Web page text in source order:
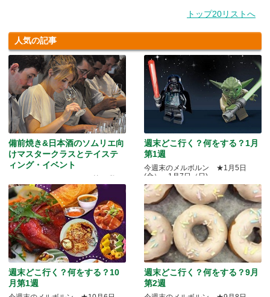
トップ20リストへ
人気の記事
備前焼き&日本酒のソムリエ向
けマスタークラスとテイステ
ィング・イベント
週末どこ行く？何をする？1月
第1週
今週末のメルボルン ★1月5日
(金）～1月7日（日)
週末どこ行く？何をする？10
月第1週
週末どこ行く？何をする？9月
第2週